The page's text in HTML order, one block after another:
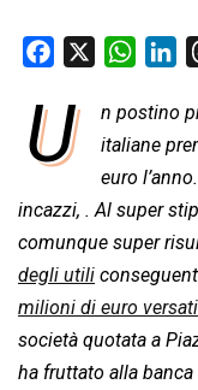
e
o
o
k
W
a
t
s
A
p
p
n
k
e
d
I
n
U
n postino
italiane
euro
incazzi, . Al super
comunque super
degli utili
milioni di euro
società quotata a
ha fruttato alla